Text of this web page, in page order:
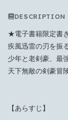
DESCRIPTION
★電子書籍限定書
疾風迅雷の刃を振
少年と老剣豪、最
天下無敵の剣豪冒
【あらすじ】